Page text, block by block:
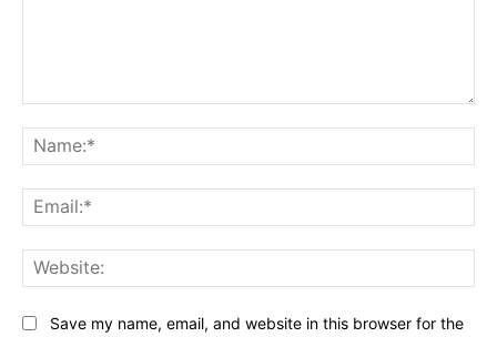
Save my name, email, and website in this browser for the